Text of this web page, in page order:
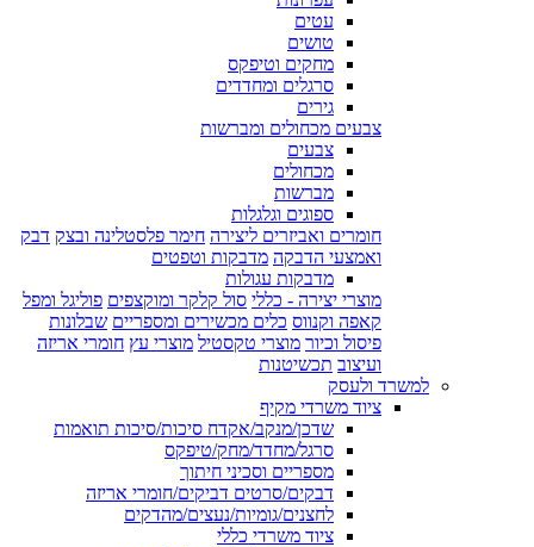
עטים
טושים
מחקים וטיפקס
סרגלים ומחדדים
גירים
צבעים מכחולים ומברשות
צבעים
מכחולים
מברשות
ספוגים וגלגלות
חומרים ואביזרים ליצירה חימר פלסטלינה ובצק דבק
ואמצעי הדבקה מדבקות וטפטים
מדבקות עגולות
מוצרי יצירה - כללי סול קלקר ומוקצפים פוליגל ומפל
קאפה וקנווס כלים מכשירים ומספריים שבלונות
פיסול וכיור מוצרי טקסטיל מוצרי עץ חומרי אריזה
ועיצוב תכשיטנות
למשרד ולעסק
ציוד משרדי מקיף
שדכן/מנקב/אקדח סיכות/סיכות תואמות
סרגל/מחדד/מחק/טיפקס
מספריים וסכיני חיתוך
דבקים/סרטים דביקים/חומרי אריזה
לחצנים/גומיות/נעצים/מהדקים
ציוד משרדי כללי